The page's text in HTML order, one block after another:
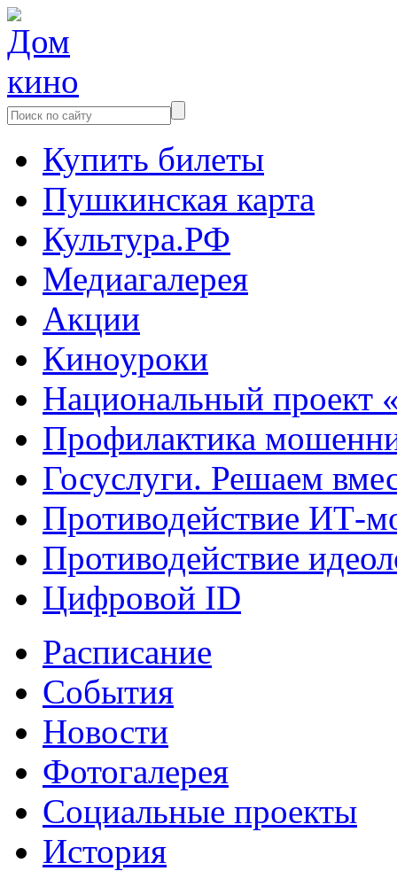
Купить билеты
Пушкинская карта
Культура.РФ
Медиагалерея
Акции
Киноуроки
Национальный проект
Профилактика
Госуслуги. Решаем
Противодействие ИТ-
Противодействие
Цифровой ID
Расписание
События
Новости
Фотогалерея
Социальные проекты
История